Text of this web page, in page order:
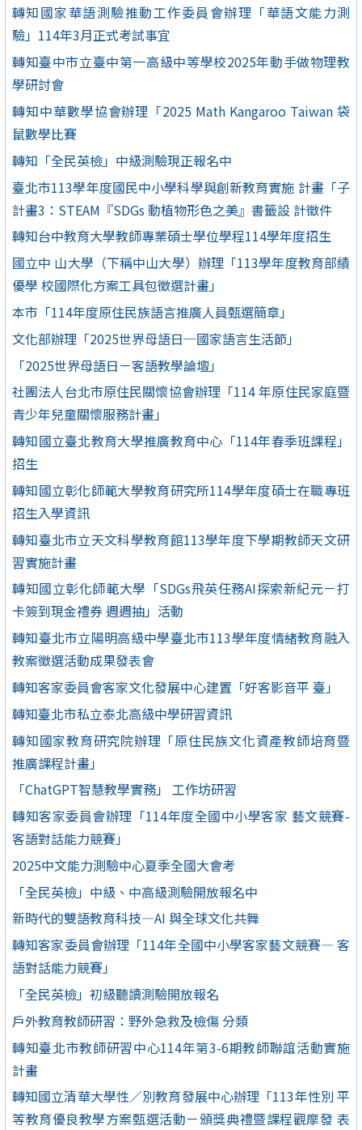
轉知國家華語測驗推動工作委員會辦理「華語文能力測
驗」114年3月正式考試事宜
轉知臺中市立臺中第一高級中等學校2025年動手做物理教
學研討會
轉知中華數學協會辦理「2025 Math Kangaroo Taiwan 袋
鼠數學比賽
轉知「全民英檢」中級測驗現正報名中
臺北市113學年度國民中小學科學與創新教育實施 計畫「子
計畫3：STEAM『SDGs 動植物形色之美』書籤設 計徵件
轉知台中教育大學教師專業碩士學位學程114學年度招生
國立中 山大學（下稱中山大學）辦理「113學年度教育部績
優學 校國際化方案工具包徵選計畫」
本市「114年度原住民族語言推廣人員甄選簡章」
文化部辦理「2025世界母語日─國家語言生活節」
「2025世界母語日－客語教學論壇」
社團法人台北市原住民關懷協會辦理「114 年原住民家庭暨
青少年兒童關懷服務計畫」
轉知國立臺北教育大學推廣教育中心「114年春季班課程」
招生
轉知國立彰化師範大學教育研究所114學年度碩士在職專班
招生入學資訊
轉知臺北市立天文科學教育館113學年度下學期教師天文研
習實施計畫
轉知國立彰化師範大學「SDGs飛英任務AI探索新紀元－打
卡簽到現金禮券 週週抽」活動
轉知臺北市立陽明高級中學臺北市113學年度情緒教育融入
教案徵選活動成果發表會
轉知客家委員會客家文化發展中心建置「好客影音平 臺」
轉知臺北市私立泰北高級中學研習資訊
轉知國家教育研究院辦理「原住民族文化資產教師培育暨
推廣課程計畫」
「ChatGPT智慧教學實務」 工作坊研習
轉知客家委員會辦理「114年度全國中小學客家 藝文競賽-
客語對話能力競賽」
2025中文能力測驗中心夏季全國大會考
「全民英檢」中級、中高級測驗開放報名中
新時代的雙語教育科技—AI 與全球文化共舞
轉知客家委員會辦理「114年全國中小學客家藝文競賽— 客
語對話能力競賽」
「全民英檢」初級聽讀測驗開放報名
戶外教育教師研習：野外急救及檢傷 分類
轉知臺北市教師研習中心114年第3-6期教師聯誼活動實施
計畫
轉知國立清華大學性／別教育發展中心辦理「113年性別 平
等教育優良教學方案甄選活動－頒獎典禮暨課程觀摩發 表